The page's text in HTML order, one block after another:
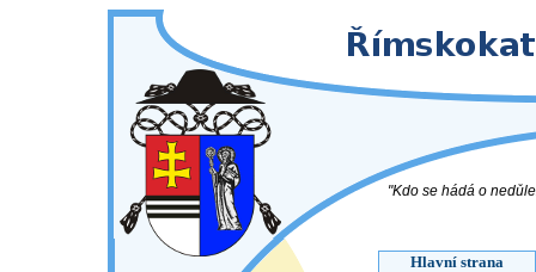
"Kdo se hádá o
Hlavní strana